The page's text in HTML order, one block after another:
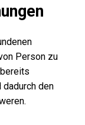
Person zu
den